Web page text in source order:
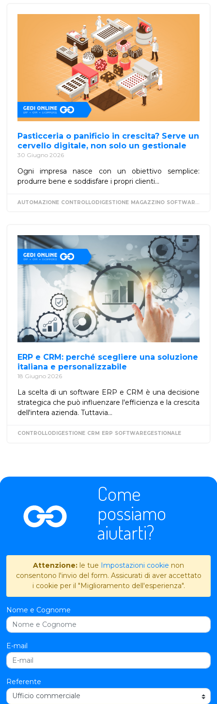
Pasticceria o panificio in crescita? Serve un
cervello digitale, non solo un gestionale
30 Giugno 2026
Ogni impresa nasce con un obiettivo semplice:
produrre bene e soddisfare i propri clienti...
AUTOMAZIONE CONTROLLODIGESTIONE MAGAZZINO SOFTWAREGESTIONALE
ERP e CRM: perché scegliere una soluzione
italiana e personalizzabile
18 Giugno 2026
La scelta di un software ERP e CRM è una decisione
strategica che può influenzare l'efficienza e la crescita
dell'intera azienda. Tuttavia...
CONTROLLODIGESTIONE CRM ERP SOFTWAREGESTIONALE
Come
possiamo
aiutarti?
Attenzione: le tue Impostazioni cookie non
consentono l'invio del form. Assicurati di aver accettato
i cookie per il "Miglioramento dell'esperienza".
Nome e Cognome
E-mail
Referente